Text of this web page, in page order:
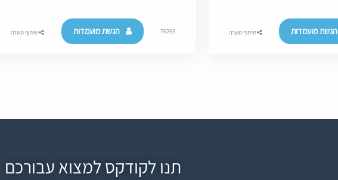
הגשת מועמדות שיתוף משרה 76265 הגשת מועמדות שיתוף משרה
תנו לקודקס למצוא עבורכם